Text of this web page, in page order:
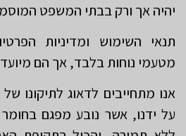
יהיה אך ורק בבתי המשפט
תנאי השימוש ומדיניות
מטעמי נוחות בלבד, אך הם
אנו מתחייבים לדאוג לתיקונו
על ידנו, אשר נובע מפגם בחומר